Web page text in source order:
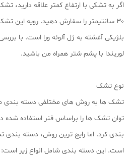
اگر به تشکی با ارتفاع کمتر علاقه دارید،
۳۰ سانتیمتر را سفارش دهید. رویه این
بلژیکی آغشته به ژل آلوئه ورا است. با
لوریندا با پشم شتر همراه من باشید.
نوع تشک
تشک ها به روش های مختلفی دسته بندی
توان تشک ها را براساس فنر استفاده
بندی کرد. اما رایج ترین روش، دسته
است. این دسته بندی شامل انواع زیر است: